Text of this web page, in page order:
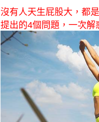
沒有人天生屁股大，都
提出的4個問題，一次解